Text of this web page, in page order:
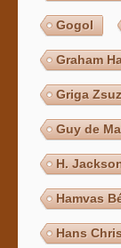
Gogol
Graham
Griga
Guy de
H.
Hamvas
Hans